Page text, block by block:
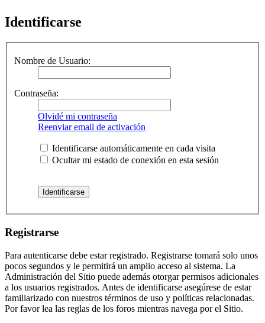
Identificarse
Nombre de Usuario:
Contraseña:
Olvidé mi contraseña
Reenviar email de activación
Identificarse automáticamente en cada visita
Ocultar mi estado de conexión en esta sesión
Registrarse
Para autenticarse debe estar registrado. Registrarse tomará solo unos
pocos segundos y le permitirá un amplio acceso al sistema. La
Administración del Sitio puede además otorgar permisos adicionales
a los usuarios registrados. Antes de identificarse asegúrese de estar
familiarizado con nuestros términos de uso y políticas relacionadas.
Por favor lea las reglas de los foros mientras navega por el Sitio.